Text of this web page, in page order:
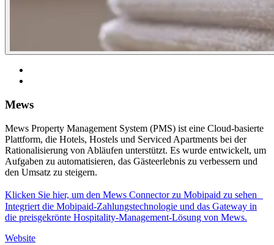
Mews
Mews Property Management System (PMS) ist eine Cloud-basierte
Plattform, die Hotels, Hostels und Serviced Apartments bei der
Rationalisierung von Abläufen unterstützt. Es wurde entwickelt, um
Aufgaben zu automatisieren, das Gästeerlebnis zu verbessern und
den Umsatz zu steigern.
Klicken Sie hier, um den Mews Connector zu Mobipaid zu sehen
Integriert die Mobipaid-Zahlungstechnologie und das Gateway in
die preisgekrönte Hospitality-Management-Lösung von Mews.
Website